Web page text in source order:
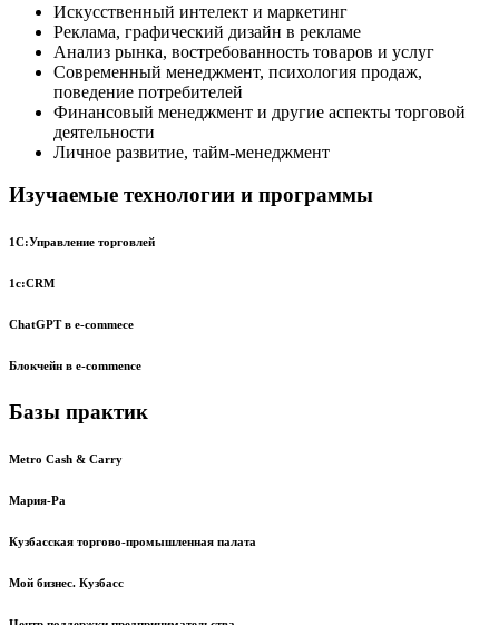
Искусственный интелект и маркетинг
Реклама, графический дизайн в рекламе
Анализ рынка, востребованность товаров и услуг
Современный менеджмент, психология продаж,
поведение потребителей
Финансовый менеджмент и другие аспекты торговой
деятельности
Личное развитие, тайм-менеджмент
Изучаемые технологии и программы
1С:Управление торговлей
1с:CRM
ChatGPT в e-commece
Блокчейн в e-commence
Базы практик
Metro Cash & Carry
Мария-Ра
Кузбасская торгово-промышленная палата
Мой бизнес. Кузбасс